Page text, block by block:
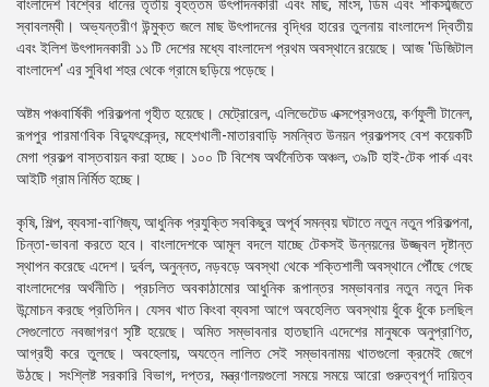
বাংলাদেশ বিশ্বের ধানের তৃতীয় বৃহত্তম উৎপাদনকারী এবং মাছ, মাংস, ডিম এবং শাকসব্জিতে
স্বাবলম্বী। অভ্যন্তরীণ উন্মুক্ত জলে মাছ উৎপাদনের বৃদ্ধির হারের তুলনায় বাংলাদেশ দ্বিতীয়
এবং ইলিশ উৎপাদনকারী ১১ টি দেশের মধ্যে বাংলাদেশ প্রথম অবস্থানে রয়েছে। আজ 'ডিজিটাল
বাংলাদেশ' এর সুবিধা শহর থেকে গ্রামে ছড়িয়ে পড়েছে।
অষ্টম পঞ্চবার্ষিকী পরিকল্পনা গৃহীত হয়েছে। মেট্রোরেল, এলিভেটেড এক্সপ্রেসওয়ে, কর্ণফুলী টানেল,
রূপপুর পারমাণবিক বিদ্যুৎকেন্দ্র, মহেশখালী-মাতারবাড়ি সমন্বিত উনয়ন প্রকল্পসহ বেশ কয়েকটি
মেগা প্রকল্প বাস্তবায়ন করা হচ্ছে। ১০০ টি বিশেষ অর্থনৈতিক অঞ্চল, ৩৯টি হাই-টেক পার্ক এবং
আইটি গ্রাম নির্মিত হচ্ছে।
কৃষি, শিল্প, ব্যবসা-বাণিজ্য, আধুনিক প্রযুক্তি সবকিছুর অপূর্ব সমন্বয় ঘটাতে নতুন নতুন পরিকল্পনা,
চিন্তা-ভাবনা করতে হবে। বাংলাদেশকে আমূল বদলে যাচ্ছে টেকসই উন্নয়নের উজ্জ্বল দৃষ্টান্ত
স্থাপন করেছে এদেশ। দুর্বল, অনুন্নত, নড়বড়ে অবস্থা থেকে শক্তিশালী অবস্থানে পৌঁছে গেছে
বাংলাদেশের অর্থনীতি। প্রচলিত অবকাঠামোর আধুনিক রূপান্তর সম্ভাবনার নতুন নতুন দিক
উন্মোচন করছে প্রতিদিন। যেসব খাত কিংবা ব্যবসা আগে অবহেলিত অবস্থায় ধুঁকে ধুঁকে চলছিল
সেগুলোতে নবজাগরণ সৃষ্টি হয়েছে। অমিত সম্ভাবনার হাতছানি এদেশের মানুষকে অনুপ্রাণিত,
আগ্রহী করে তুলছে। অবহেলায়, অযত্নে লালিত সেই সম্ভাবনাময় খাতগুলো ক্রমেই জেগে
উঠছে। সংশ্লিষ্ট সরকারি বিভাগ, দপ্তর, মন্ত্রণালয়গুলো সময়ে সময়ে আরো গুরুত্বপূর্ণ দায়িত্ব